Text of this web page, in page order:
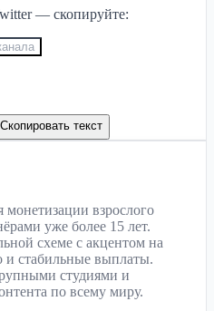
— скопируйте:
текст
взрослого
уже более 15 лет.
схеме с акцентом на
и стабильные выплаты.
студиями и
по всему миру.